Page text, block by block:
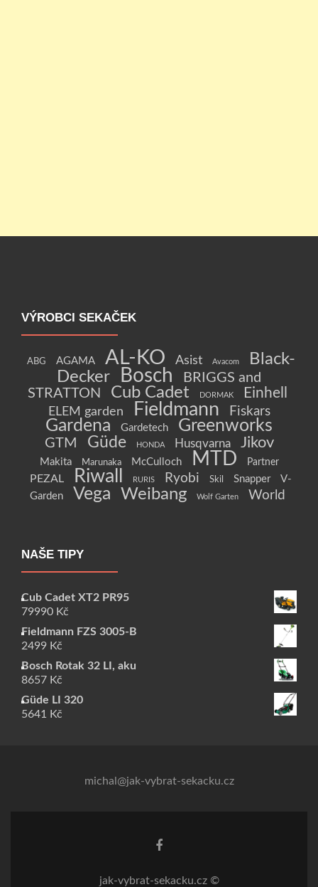
VÝROBCI SEKAČEK
ABG AGAMA AL-KO Asist Avacom
Black-
Decker
Bosch
BRIGGS and
STRATTON
Cub Cadet DORMAK Einhell
ELEM garden Fieldmann Fiskars
Gardena Gardetech Greenworks
GTM Güde HONDA Husqvarna Jikov
Makita Marunaka McCulloch MTD Partner
PEZAL Riwall RURIS Ryobi Skil Snapper
V-
Garden
Vega Weibang Wolf Garten World
NAŠE TIPY
Cub Cadet XT2 PR95
79990 Kč
Fieldmann FZS 3005-B
2499 Kč
Bosch Rotak 32 LI, aku
8657 Kč
Güde LI 320
5641
Kč
michal@jak-vybrat-sekacku.cz
Odkaz Facebook
jak-vybrat-sekacku.cz ©